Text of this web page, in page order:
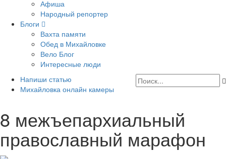
Афиша
Народный репортер
Блоги
Вахта памяти
Обед в Михайловке
Вело Блог
Интересные люди
Напиши статью
Михайловка онлайн камеры
8 межъепархиальный
православный марафон